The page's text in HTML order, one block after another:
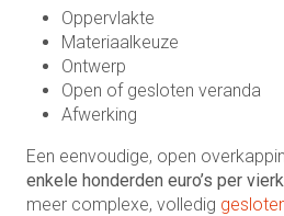
Oppervlakte
Materiaalkeuze
Ontwerp
Open of gesloten veranda
Afwerking
Een eenvoudige, open
enkele honderden euro’s per
meer complexe, volledig